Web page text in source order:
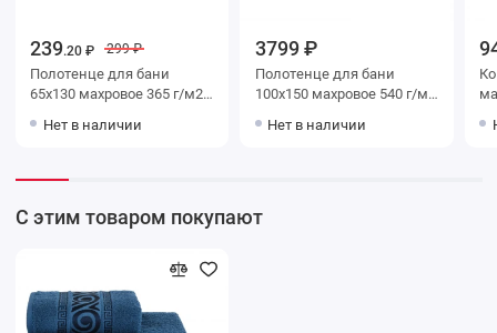
239.20 ₽ 299 ₽
Полотенце для бани
65х130 махровое 365 г/м2
мануфактура
Нет в наличии
3799 ₽
Полотенце для бани
100х150 махровое 540 г/м2
мануфактура Foresta rosa
Нет в наличии
С этим товаром покупают